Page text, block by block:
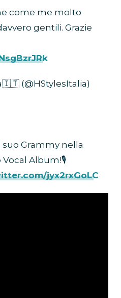
come me molto
gentili. Grazie
(@HStylesItalia)
Grammy nella
Album!🎙️
jyx2rxGoLC